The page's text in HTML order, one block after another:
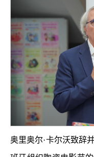
奥里奥尔·卡尔沃致辞